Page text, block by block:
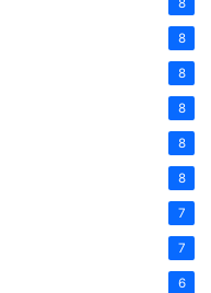
8
8
8
8
8
8
7
7
6